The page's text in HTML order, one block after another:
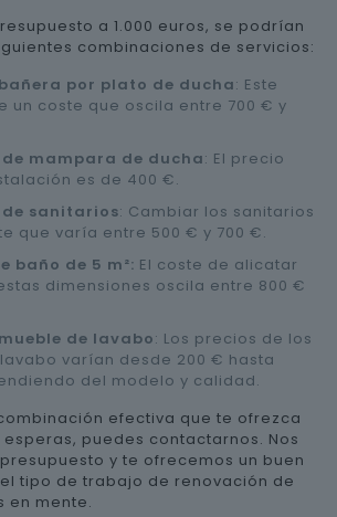
a 1.000 euros, se podrían
combinaciones de servicios:
por plato de ducha: Este
un coste que oscila entre 700 € y
mampara de ducha: El precio
es de 400 €.
sanitarios: Cambiar los sanitarios
que varía entre 500 € y 700 €.
baño de 5 m²: El coste de alicatar
dimensiones oscila entre 800 €
de lavabo: Los precios de los
varían desde 200 € hasta
del modelo y calidad.
efectiva que te ofrezca
puedes contactarnos. Nos
y te ofrecemos un buen
tipo de trabajo de renovación de
en mente.